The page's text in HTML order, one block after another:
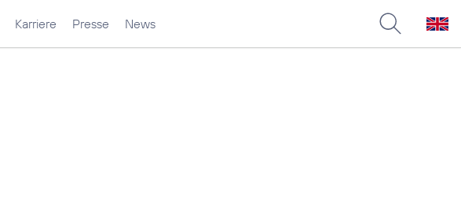
Karriere Presse News